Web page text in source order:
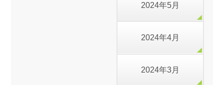
2024年5月
2024年4月
2024年3月